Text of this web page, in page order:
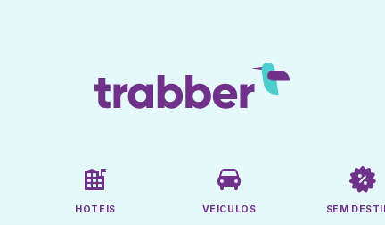
HOTÉIS VEÍCULOS SEM